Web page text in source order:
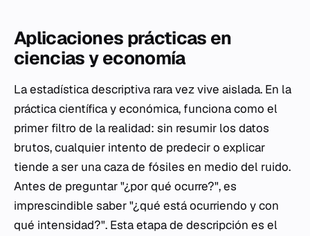
Aplicaciones prácticas en
ciencias y economía
La estadística descriptiva rara vez vive aislada. En la
práctica científica y económica, funciona como el
primer filtro de la realidad: sin resumir los datos
brutos, cualquier intento de predecir o explicar
tiende a ser una caza de fósiles en medio del ruido.
Antes de preguntar "¿por qué ocurre?", es
imprescindible saber "¿qué está ocurriendo y con
qué intensidad?". Esta etapa de descripción es el